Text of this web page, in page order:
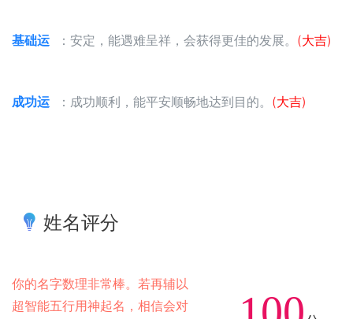
基础运 ：安定，能遇难呈祥，会获得更佳的发展。 (大吉)
成功运 ：成功顺利，能平安顺畅地达到目的。 (大吉)
姓名评分
你的名字数理非常棒。若再辅以
超智能五行用神起名，相信会对